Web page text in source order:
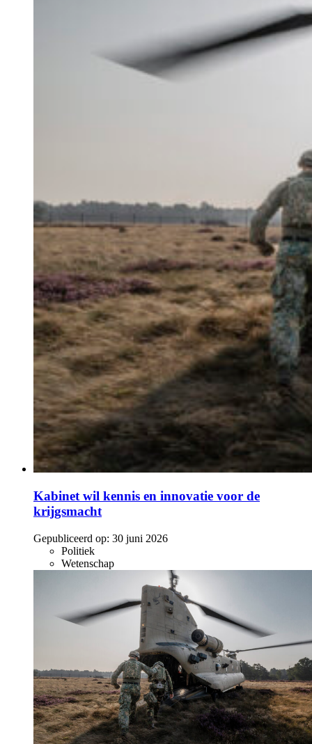
Kabinet wil kennis en innovatie voor de
krijgsmacht
Gepubliceerd op: 30 juni 2026
Politiek
Wetenschap